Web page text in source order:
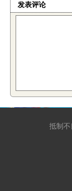
发表评论
抵制